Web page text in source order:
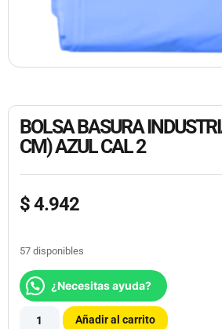
BOLSA BASURA
CM) AZUL CAL 2
$4.942
57 disponibles
¿Necesitas ayuda?
Añadir al carrito